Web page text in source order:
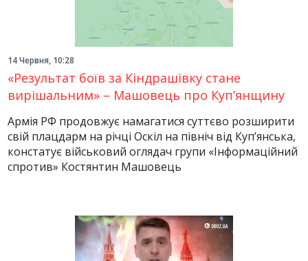
14 Червня, 10:28
«Результат боїв за Кіндрашівку стане
вирішальним» – Машовець про Куп’янщину
Армія РФ продовжує намагатися суттєво розширити
свій плацдарм на річці Оскіл на північ від Куп’янська,
констатує військовий оглядач групи «Інформаційний
спротив» Костянтин Машовець